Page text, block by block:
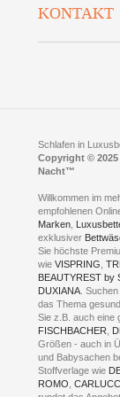
Preisgarantie
Presse
Jobs
Fotoalbum
Kontakt
KONTAKT
Neuer
Kontakt via:
Kontakt via:
mögliche
MO und DI
MI - FR 11
SA 11 bis 15
Schlafen in
Copyright © 2025
Nacht™
Willkommen im
empfohlenen
Marken
exklusiver
Sie höchste
wieVISPRING ,
BEAUTYREST by
DUXIANA .
das Thema
Sie z.B. auch eine
FISCHBACHER
Größen - auch in
und Babysachen
Stoffverlage wie
ROMO ,